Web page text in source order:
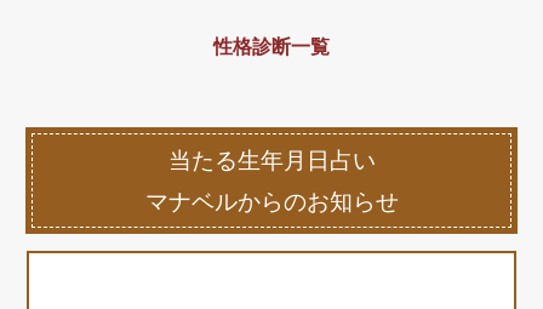
性格診断一覧
当たる生年月日占い
マナベルからのお知らせ